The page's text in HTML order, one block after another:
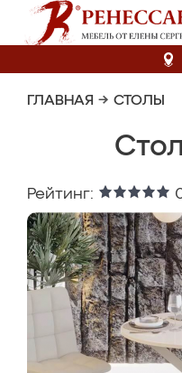
ГЛАВНАЯ → СТОЛЫ
Рейтинг: